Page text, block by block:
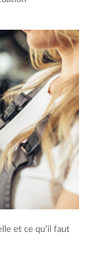
et ce qu’il faut